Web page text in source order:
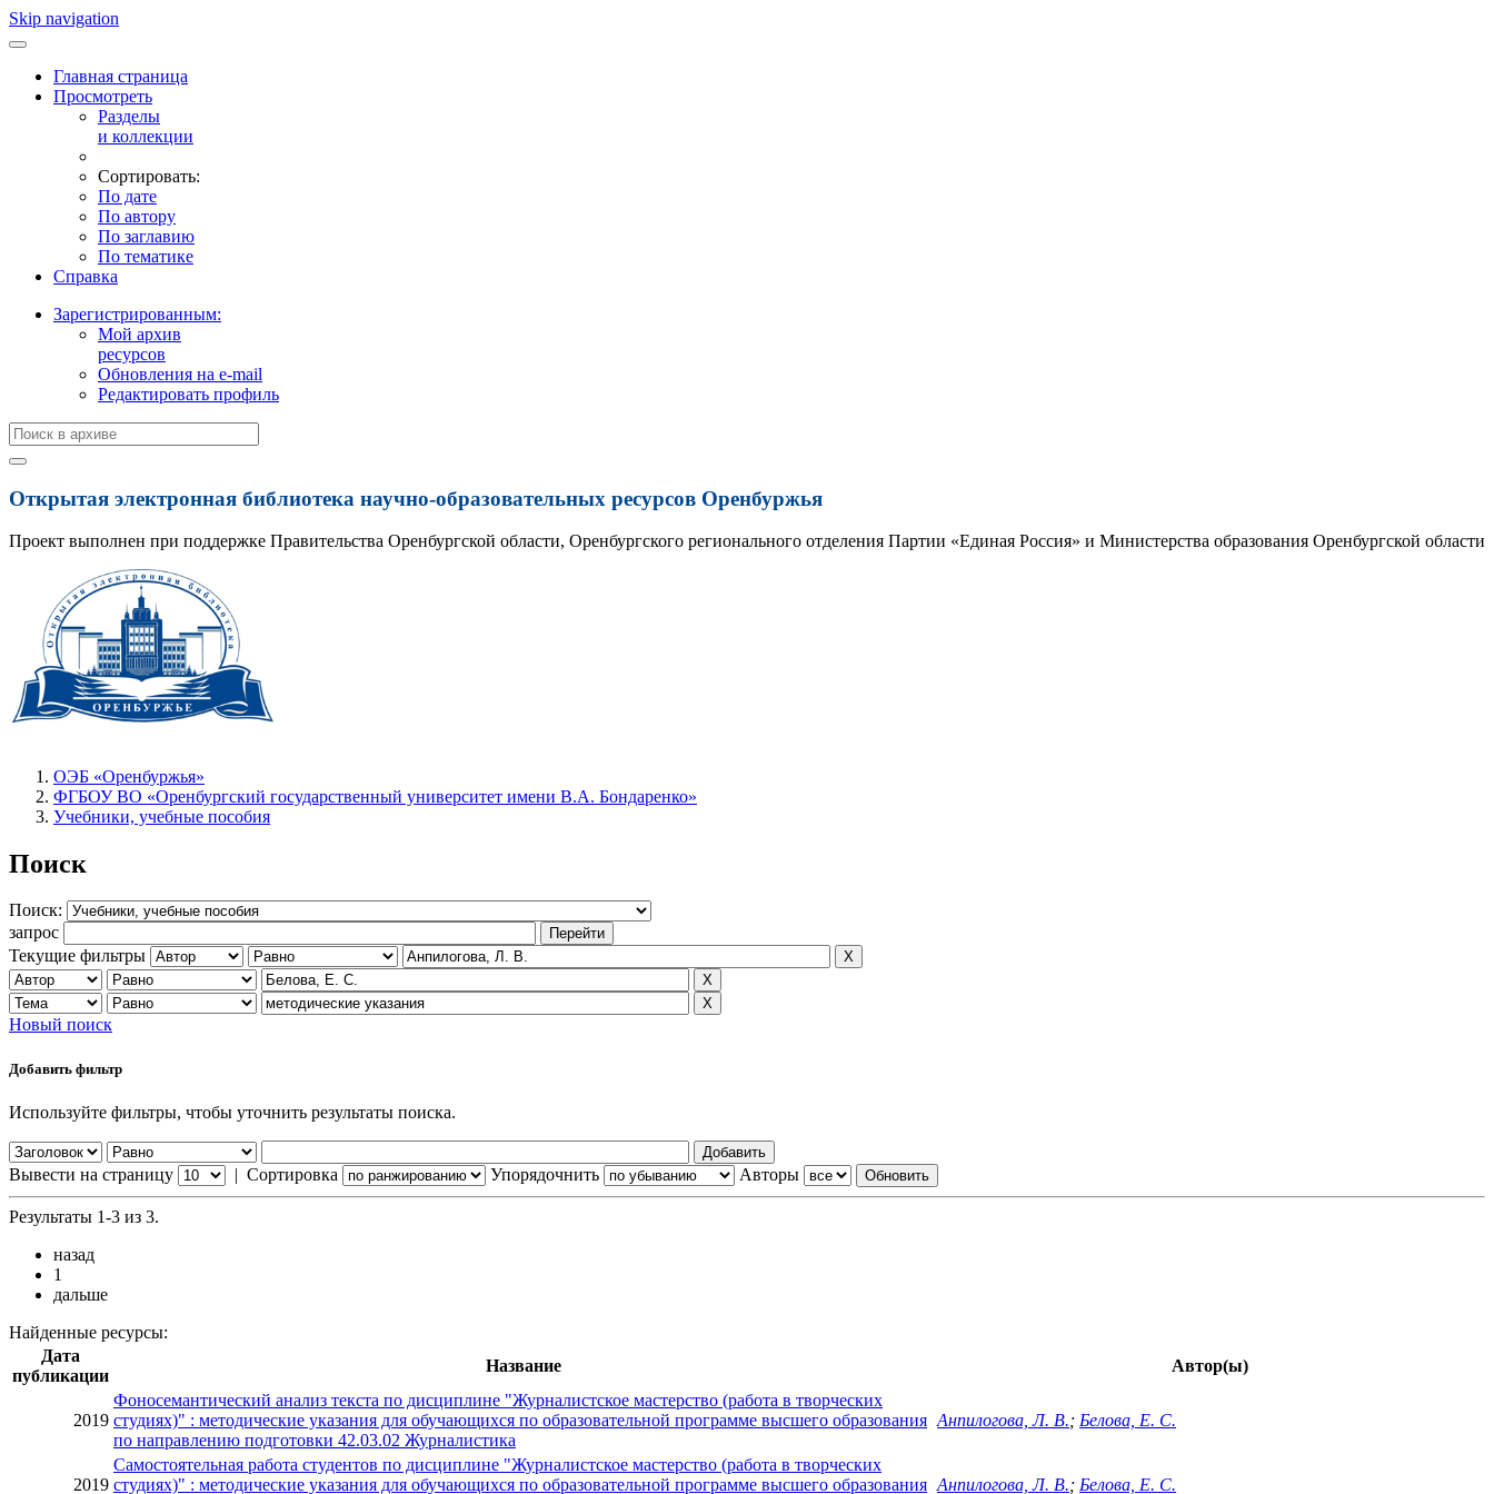
Skip navigation
Главная страница
Просмотреть
Разделы
и коллекции
Сортировать:
По дате
По автору
По заглавию
По тематике
Справка
Зарегистрированным:
Мой архив
ресурсов
Обновления на e-mail
Редактировать профиль
Открытая электронная библиотека научно-образовательных ресурсов Оренбуржья
Проект выполнен при поддержке Правительства Оренбургской области, Оренбургского регионального отделения Партии «Единая Россия» и Министерства образования Оренбургской области
ОЭБ «Оренбуржья»
ФГБОУ ВО «Оренбургский государственный университет имени В.А. Бондаренко»
Учебники, учебные пособия
Поиск
Поиск:
запрос
Текущие фильтры
Новый поиск
Добавить фильтр
Используйте фильтры, чтобы уточнить результаты поиска.
Вывести на страницу | Сортировка Упорядочнить Авторы
Результаты 1-3 из 3.
назад
1
дальше
Найденные ресурсы:
Дата
публикации
Название Автор(ы)
2019
Фоносемантический анализ текста по дисциплине "Журналистское мастерство (работа в творческих
студиях)" : методические указания для обучающихся по образовательной программе высшего образования
по направлению подготовки 42.03.02 Журналистика
Анпилогова, Л. В.; Белова, Е. С.
2019
Самостоятельная работа студентов по дисциплине "Журналистское мастерство (работа в творческих
студиях)" : методические указания для обучающихся по образовательной программе высшего образования Анпилогова, Л. В.; Белова, Е. С.